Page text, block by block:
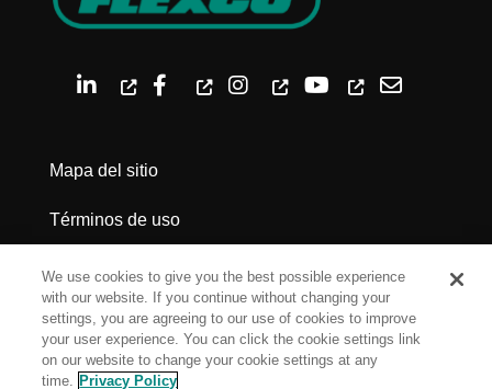
Mapa del sitio
Términos de uso
Política de privacidad
Advertencias legales
Cookie Settings
We use cookies to give you the best possible experience
with our website. If you continue without changing your
settings, you are agreeing to our use of cookies to improve
your user experience. You can click the cookie settings link
on our website to change your cookie settings at any
time. Privacy Policy